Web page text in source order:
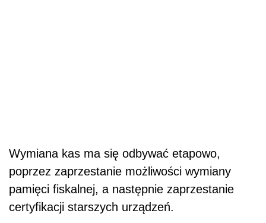
Wymiana kas ma się odbywać etapowo,
poprzez zaprzestanie możliwości wymiany
pamięci fiskalnej, a następnie zaprzestanie
certyfikacji starszych urządzeń.